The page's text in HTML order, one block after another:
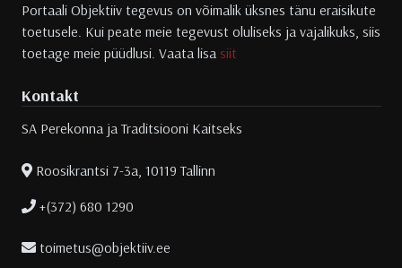
Portaali Objektiiv tegevus on võimalik üksnes tänu eraisikute
toetusele. Kui peate meie tegevust oluliseks ja vajalikuks, siis
toetage meie püüdlusi. Vaata lisa siit
Kontakt
SA Perekonna ja Traditsiooni Kaitseks
Roosikrantsi 7-3a, 10119 Tallinn
+(372) 680 1290
toimetus@objektiiv.ee